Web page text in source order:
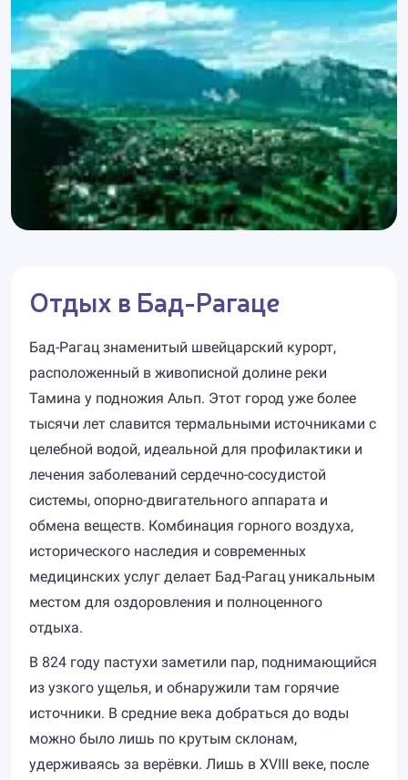
Отдых в Бад-Рагаце
Бад-Рагац знаменитый швейцарский курорт,
расположенный в живописной долине реки
Тамина у подножия Альп. Этот город уже более
тысячи лет славится термальными источниками с
целебной водой, идеальной для профилактики и
лечения заболеваний сердечно-сосудистой
системы, опорно-двигательного аппарата и
обмена веществ. Комбинация горного воздуха,
исторического наследия и современных
медицинских услуг делает Бад-Рагац уникальным
местом для оздоровления и полноценного
отдыха.
В 824 году пастухи заметили пар, поднимающийся
из узкого ущелья, и обнаружили там горячие
источники. В средние века добраться до воды
можно было лишь по крутым склонам,
удерживаясь за верёвки. Лишь в XVIII веке, после